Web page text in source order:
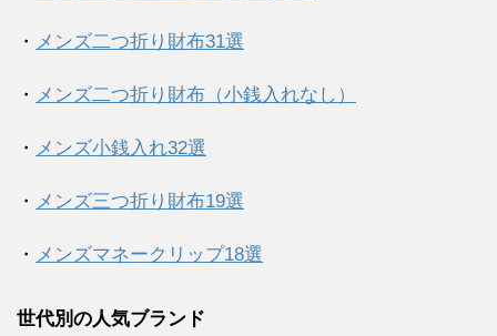
・ メンズ二つ折り財布31選
・ メンズ二つ折り財布（小銭入れなし）
・ メンズ小銭入れ32選
・ メンズ三つ折り財布19選
・ メンズマネークリップ18選
世代別の人気ブランド